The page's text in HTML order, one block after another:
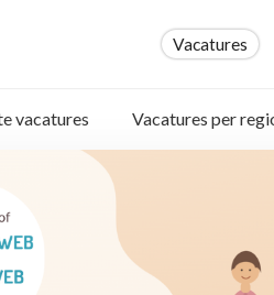
Vacatures
vacatures Vacatures per